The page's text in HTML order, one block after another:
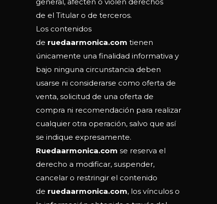
de el Titular o de terceros.
Los contenidos
de ruedaarmonica.com tienen
únicamente una finalidad informativa y
bajo ninguna circunstancia deben
usarse ni considerarse como oferta de
venta, solicitud de una oferta de
compra ni recomendación para realizar
cualquier otra operación, salvo que así
se indique expresamente.
Ruedaarmonica.com se reserva el
derecho a modificar, suspender,
cancelar o restringir el contenido
de ruedaarmonica.com, los vínculos o